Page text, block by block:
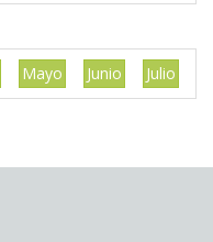
Mayo Junio Julio